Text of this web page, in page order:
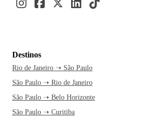
Destinos
Rio de Janeiro ➝ São Paulo
São Paulo ➝ Rio de Janeiro
São Paulo ➝ Belo Horizonte
São Paulo ➝ Curitiba